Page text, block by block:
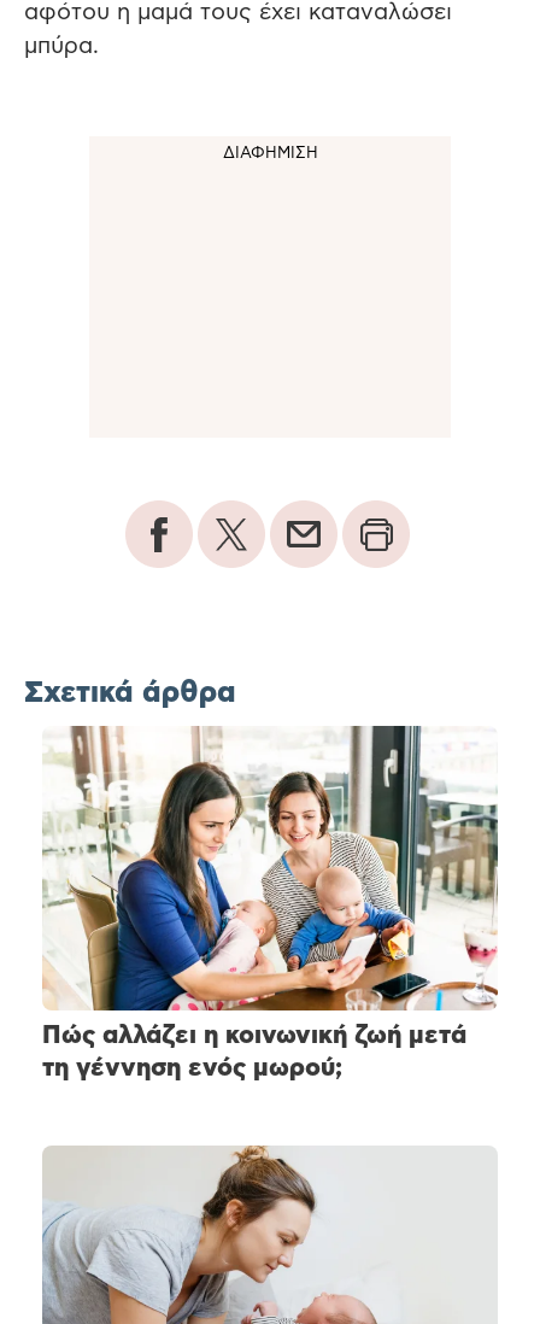
αφότου η μαμά τους έχει καταναλώσει
μπύρα.
Σχετικά άρθρα
Πώς αλλάζει η κοινωνική ζωή μετά
τη γέννηση ενός μωρού;